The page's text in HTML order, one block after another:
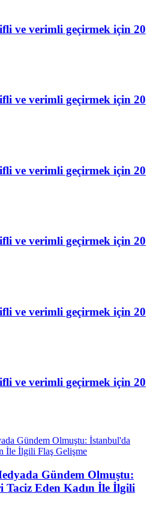
ve verimli geçirmek için 20
ve verimli geçirmek için 20
ve verimli geçirmek için 20
ve verimli geçirmek için 20
ve verimli geçirmek için 20
ve verimli geçirmek için 20
Gündem Olmuştu:
Eden Kadın İle İlgili